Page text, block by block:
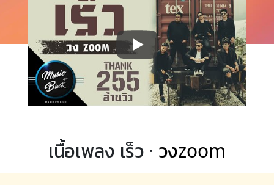
เนื้อเพลง เร็ว · วงzoom